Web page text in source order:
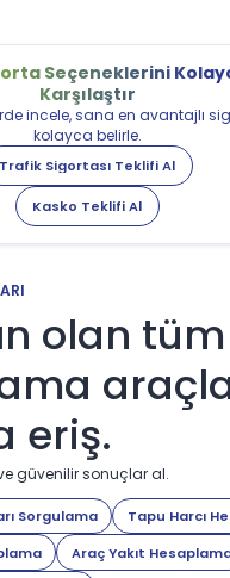
Seçeneklerini
Karşılaştır
incele, sana en avantajlı
kolayca belirle.
Trafik Sigortası Teklifi Al
Kasko Teklifi Al
olan tüm
eriş.
güvenilir sonuçlar al.
Sorgulama
Tapu Harcı
Araç Yakıt